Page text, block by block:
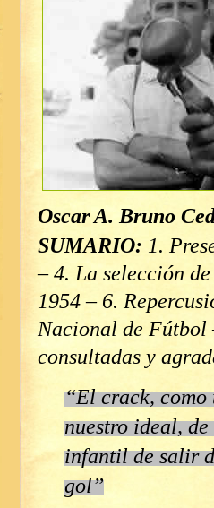
Oscar A. Bruno
SUMARIO: 1.
–4. La selección
1954 – 6.
Nacional de Fútbol
consultadas y
“El crack, como
nuestro ideal,
infantil de salir
gol”